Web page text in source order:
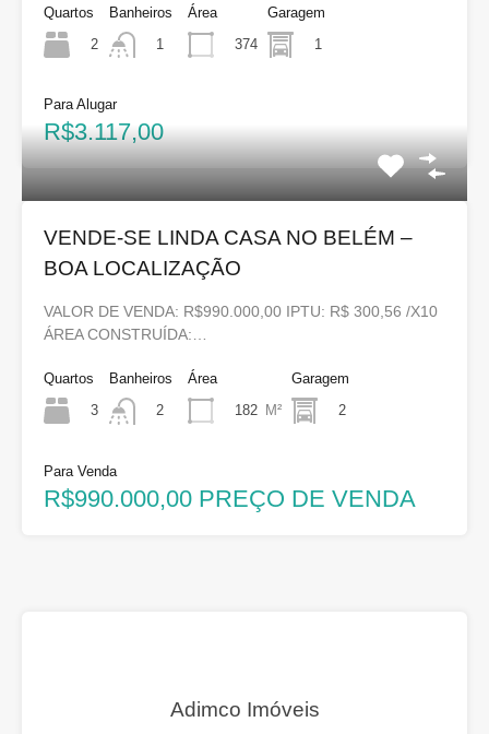
Quartos
2
Banheiros
1
Área
374
Garagem
1
Para Alugar
R$3.117,00
VENDE-SE LINDA CASA NO BELÉM –
BOA LOCALIZAÇÃO
VALOR DE VENDA: R$990.000,00 IPTU: R$ 300,56 /X10
ÁREA CONSTRUÍDA:…
Quartos
3
Banheiros
2
Área
182 M²
Garagem
2
Para Venda
R$990.000,00 PREÇO DE VENDA
Adimco Imóveis